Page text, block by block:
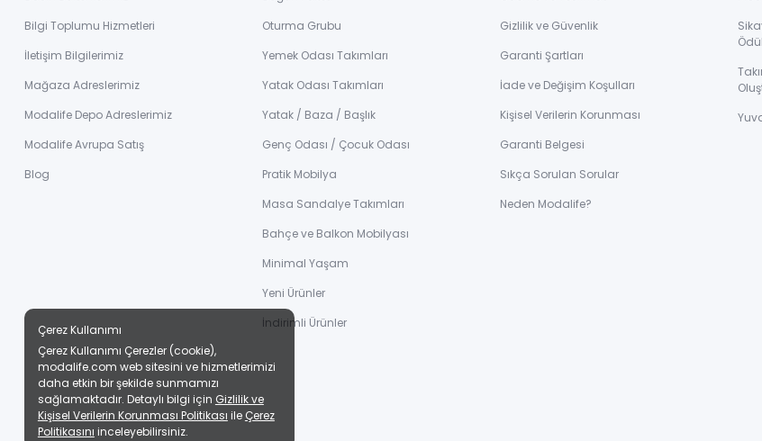
Bilgi Toplumu Hizmetleri
İletişim Bilgilerimiz
Mağaza Adreslerimiz
Modalife Depo Adreslerimiz
Modalife Avrupa Satış
Blog
Oturma Grubu
Yemek Odası Takımları
Yatak Odası Takımları
Yatak / Baza / Başlık
Genç Odası / Çocuk Odası
Pratik Mobilya
Masa Sandalye Takımları
Bahçe ve Balkon Mobilyası
Minimal Yaşam
Yeni Ürünler
İndirimli Ürünler
Gizlilik ve Güvenlik
Garanti Şartları
İade ve Değişim Koşulları
Kişisel Verilerin Korunması
Garanti Belgesi
Sıkça Sorulan Sorular
Neden Modalife?
Çerez Kullanımı
Çerez Kullanımı Çerezler (cookie),
modalife.com web sitesini ve hizmetlerimizi
daha etkin bir şekilde sunmamızı
sağlamaktadır. Detaylı bilgi için Gizlilik ve
Kişisel Verilerin Korunması Politikası ile Çerez
Politikasını inceleyebilirsiniz.